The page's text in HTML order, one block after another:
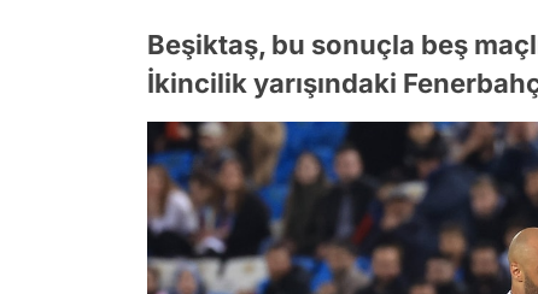
Beşiktaş, bu sonuçla beş
İkincilik yarışındaki